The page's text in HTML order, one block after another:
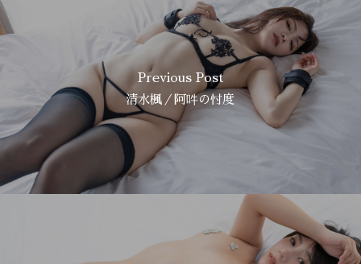
Previous Post
清水楓／阿吽の忖度